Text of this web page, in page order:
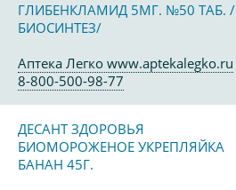
ГЛИБЕНКЛАМИД 5МГ. №50 ТАБ. /
БИОСИНТЕЗ/
Аптека Легко www.aptekalegko.ru
8-800-500-98-77
ДЕСАНТ ЗДОРОВЬЯ
БИОМОРОЖЕНОЕ УКРЕПЛЯЙКА
БАНАН 45Г.